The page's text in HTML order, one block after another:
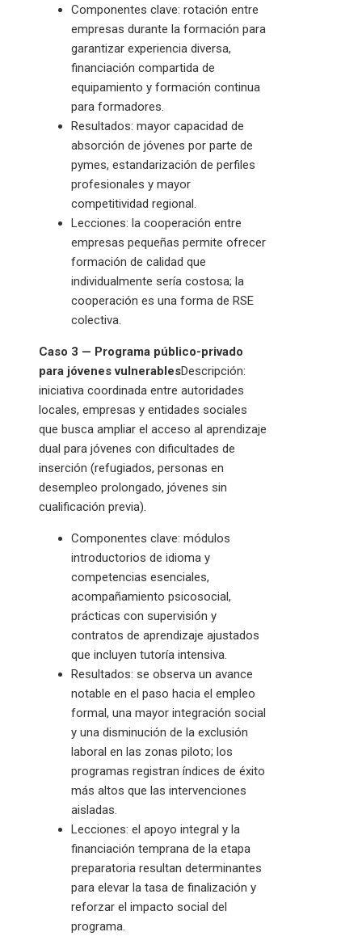
Componentes clave: rotación entre
empresas durante la formación para
garantizar experiencia diversa,
financiación compartida de
equipamiento y formación continua
para formadores.
Resultados: mayor capacidad de
absorción de jóvenes por parte de
pymes, estandarización de perfiles
profesionales y mayor
competitividad regional.
Lecciones: la cooperación entre
empresas pequeñas permite ofrecer
formación de calidad que
individualmente sería costosa; la
cooperación es una forma de RSE
colectiva.
Caso 3 — Programa público-privado
para jóvenes vulnerablesDescripción:
iniciativa coordinada entre autoridades
locales, empresas y entidades sociales
que busca ampliar el acceso al aprendizaje
dual para jóvenes con dificultades de
inserción (refugiados, personas en
desempleo prolongado, jóvenes sin
cualificación previa).
Componentes clave: módulos
introductorios de idioma y
competencias esenciales,
acompañamiento psicosocial,
prácticas con supervisión y
contratos de aprendizaje ajustados
que incluyen tutoría intensiva.
Resultados: se observa un avance
notable en el paso hacia el empleo
formal, una mayor integración social
y una disminución de la exclusión
laboral en las zonas piloto; los
programas registran índices de éxito
más altos que las intervenciones
aisladas.
Lecciones: el apoyo integral y la
financiación temprana de la etapa
preparatoria resultan determinantes
para elevar la tasa de finalización y
reforzar el impacto social del
programa.